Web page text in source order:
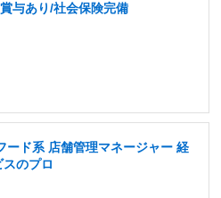
与あり/社会保険完備
ード系 店舗管理マネージャー 経
のプロ